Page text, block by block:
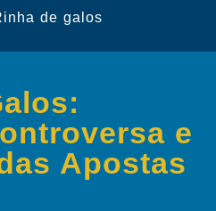
de galos
e
Apostas